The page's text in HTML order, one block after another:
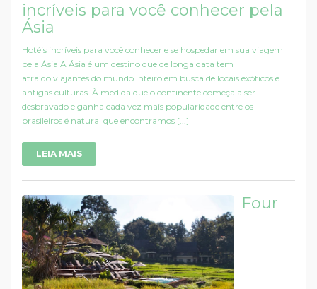
incríveis para você conhecer pela
Ásia
Hotéis incríveis para você conhecer e se hospedar em sua viagem
pela Ásia A Ásia é um destino que de longa data tem
atraído viajantes do mundo inteiro em busca de locais exóticos e
antigas culturas. À medida que o continente começa a ser
desbravado e ganha cada vez mais popularidade entre os
brasileiros é natural que encontramos [...]
LEIA MAIS
Four